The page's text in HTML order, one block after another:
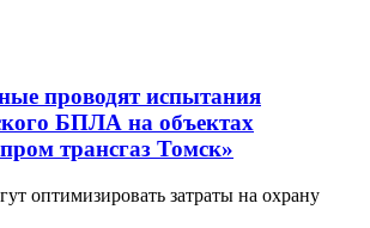
проводят испытания
БПЛА на объектах
трансгаз Томск»
оптимизировать затраты на охрану